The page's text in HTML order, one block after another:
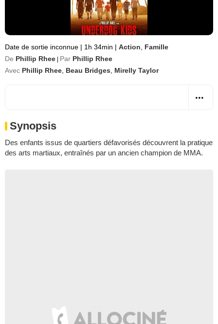
Date de sortie inconnue | 1h 34min | Action
Famille
De Phillip Rhee Par Phillip Rhee
Avec Phillip Rhee Beau Bridges Mirelly Taylor
Synopsis
Des enfants issus de quartiers défavorisés découvrent la pratique
des arts martiaux, entraînés par un ancien champion de MMA.